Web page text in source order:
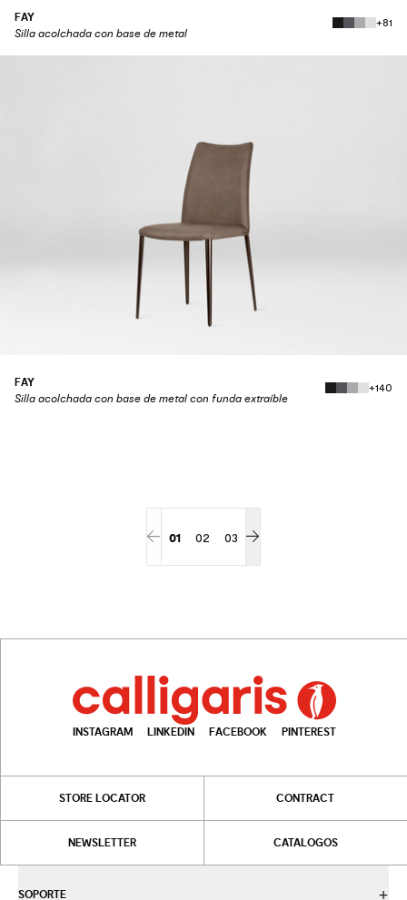
FAY
Silla acolchada con base de metal
+81
FAY
Silla acolchada con base de metal con funda extraíble
+140
01 02 03
INSTAGRAM LINKEDIN FACEBOOK PINTEREST
STORE LOCATOR CONTRACT
NEWSLETTER CATALOGOS
SOPORTE